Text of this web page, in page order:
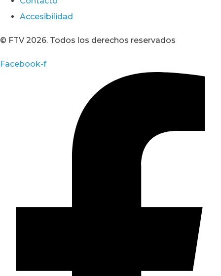
Accesibilidad
© FTV 2026. Todos los derechos reservados
Facebook-f